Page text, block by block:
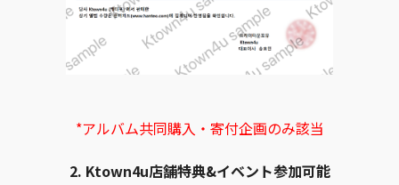
*アルバム共同購入・寄付企画のみ該当
2. Ktown4u店舗特典&イベント参加可能